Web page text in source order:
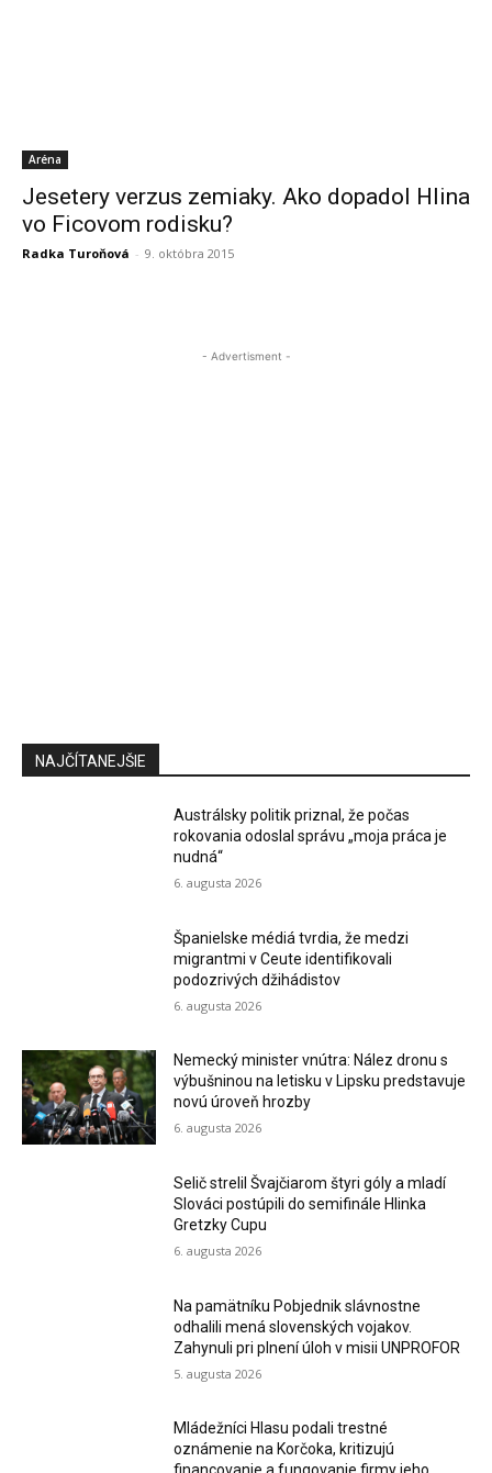
Aréna
Jesetery verzus zemiaky. Ako dopadol Hlina
vo Ficovom rodisku?
Radka Turoňová - 9. októbra 2015
- Advertisment -
NAJČÍTANEJŠIE
Austrálsky politik priznal, že počas
rokovania odoslal správu „moja práca je
nudná“
6. augusta 2026
Španielske médiá tvrdia, že medzi
migrantmi v Ceute identifikovali
podozrivých džihádistov
6. augusta 2026
Nemecký minister vnútra: Nález dronu s
výbušninou na letisku v Lipsku predstavuje
novú úroveň hrozby
6. augusta 2026
Selič strelil Švajčiarom štyri góly a mladí
Slováci postúpili do semifinále Hlinka
Gretzky Cupu
6. augusta 2026
Na pamätníku Pobjednik slávnostne
odhalili mená slovenských vojakov.
Zahynuli pri plnení úloh v misii UNPROFOR
5. augusta 2026
Mládežníci Hlasu podali trestné
oznámenie na Korčoka, kritizujú